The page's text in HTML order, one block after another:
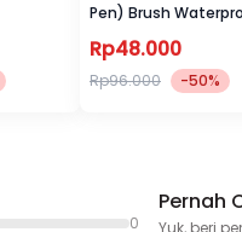
Pen) Brush
Rp48.000
Rp96.000 -50%
0
Pernah
Yuk, beri